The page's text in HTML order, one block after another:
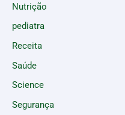
Nutrição
pediatra
Receita
Saúde
Science
Segurança